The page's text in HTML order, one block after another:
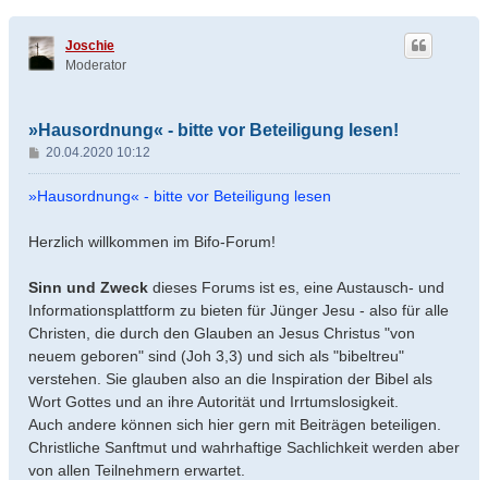
Joschie
Moderator
»Hausordnung« - bitte vor Beteiligung lesen!
B
e
a
20.04.2020 10:12
»Hausordnung« - bitte vor Beteiligung lesen
Herzlich willkommen im Bifo-Forum!
Sinn und Zweck dieses Forums ist es, eine Austausch- und
Informationsplattform zu bieten für Jünger Jesu - also für alle
Christen, die durch den Glauben an Jesus Christus "von
neuem geboren" sind (Joh 3,3) und sich als "bibeltreu"
verstehen. Sie glauben also an die Inspiration der Bibel als
Wort Gottes und an ihre Autorität und Irrtumslosigkeit.
Auch andere können sich hier gern mit Beiträgen beteiligen.
Christliche Sanftmut und wahrhaftige Sachlichkeit werden aber
von allen Teilnehmern erwartet.